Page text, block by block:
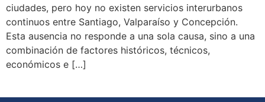
ciudades, pero hoy no existen servicios interurbanos
continuos entre Santiago, Valparaíso y Concepción.
Esta ausencia no responde a una sola causa, sino a una
combinación de factores históricos, técnicos,
económicos e […]